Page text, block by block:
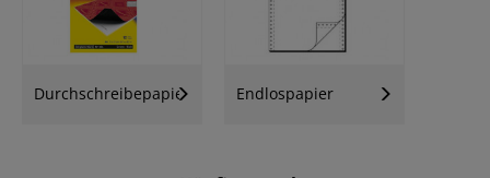
Durchschreibepapier Endlospapier